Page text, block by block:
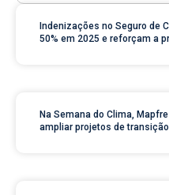
Indenizações no Seguro de
50% em 2025 e reforçam a
Na Semana do Clima,
ampliar projetos de